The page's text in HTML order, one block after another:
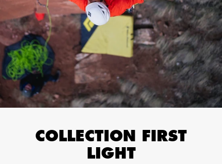
COLLECTION FIRST
LIGHT